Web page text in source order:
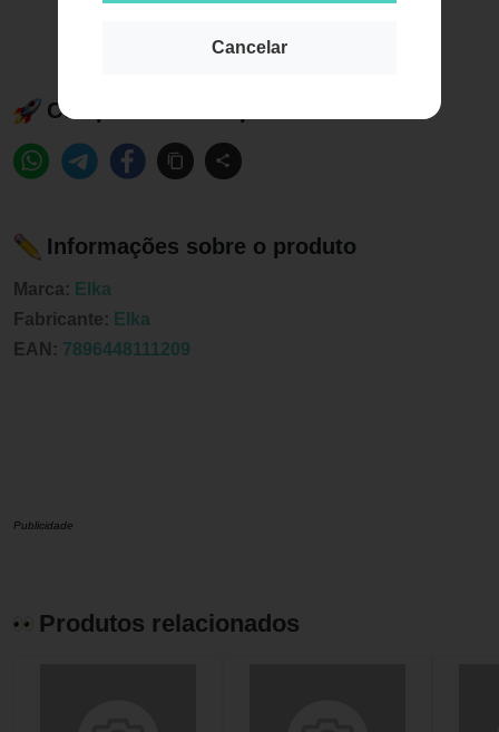
Cancelar
Compartilhe esse produto:
Informações sobre o produto
Marca: Elka
Fabricante: Elka
EAN: 7896448111209
Publicidade
Produtos relacionados